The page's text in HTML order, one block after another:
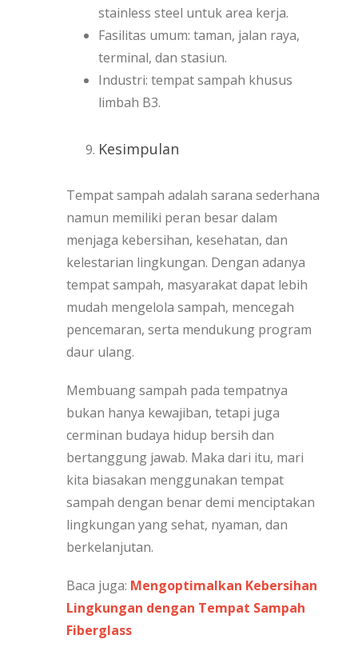
stainless steel untuk area kerja.
Fasilitas umum: taman, jalan raya,
terminal, dan stasiun.
Industri: tempat sampah khusus
limbah B3.
Kesimpulan
Tempat sampah adalah sarana sederhana
namun memiliki peran besar dalam
menjaga kebersihan, kesehatan, dan
kelestarian lingkungan. Dengan adanya
tempat sampah, masyarakat dapat lebih
mudah mengelola sampah, mencegah
pencemaran, serta mendukung program
daur ulang.
Membuang sampah pada tempatnya
bukan hanya kewajiban, tetapi juga
cerminan budaya hidup bersih dan
bertanggung jawab. Maka dari itu, mari
kita biasakan menggunakan tempat
sampah dengan benar demi menciptakan
lingkungan yang sehat, nyaman, dan
berkelanjutan.
Baca juga: Mengoptimalkan Kebersihan
Lingkungan dengan Tempat Sampah
Fiberglass